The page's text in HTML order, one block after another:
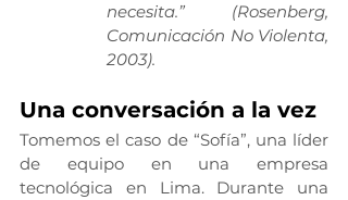
necesita.” (Rosenberg,
Comunicación No Violenta,
2003).
Una conversación a la vez
Tomemos el caso de “Sofía”, una líder
de equipo en una empresa
tecnológica en Lima. Durante una